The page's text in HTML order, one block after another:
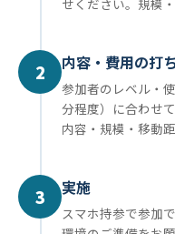
せください。規模
2 内容・費用の打
参加者のレベル・
分程度）に合わせ
内容・規模・移動
3 実施
スマホ持参で参加